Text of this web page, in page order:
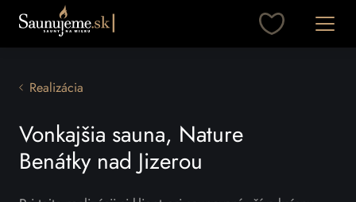
Realizácia
Vonkajšia sauna, Nature
Benátky nad Jizerou